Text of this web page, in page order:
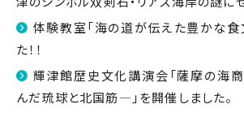
体験教室「海の道が伝えた豊かな食
た！！
輝津館歴史文化講演会「薩摩の海
んだ琉球と北国筋―」を開催しました。